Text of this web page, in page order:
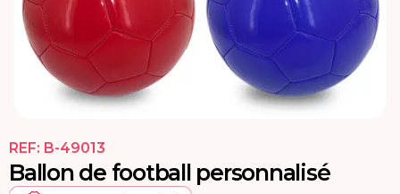
REF: B-49013
Ballon de football personnalisé